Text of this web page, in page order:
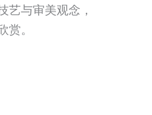
艺与审美观念，
赏。